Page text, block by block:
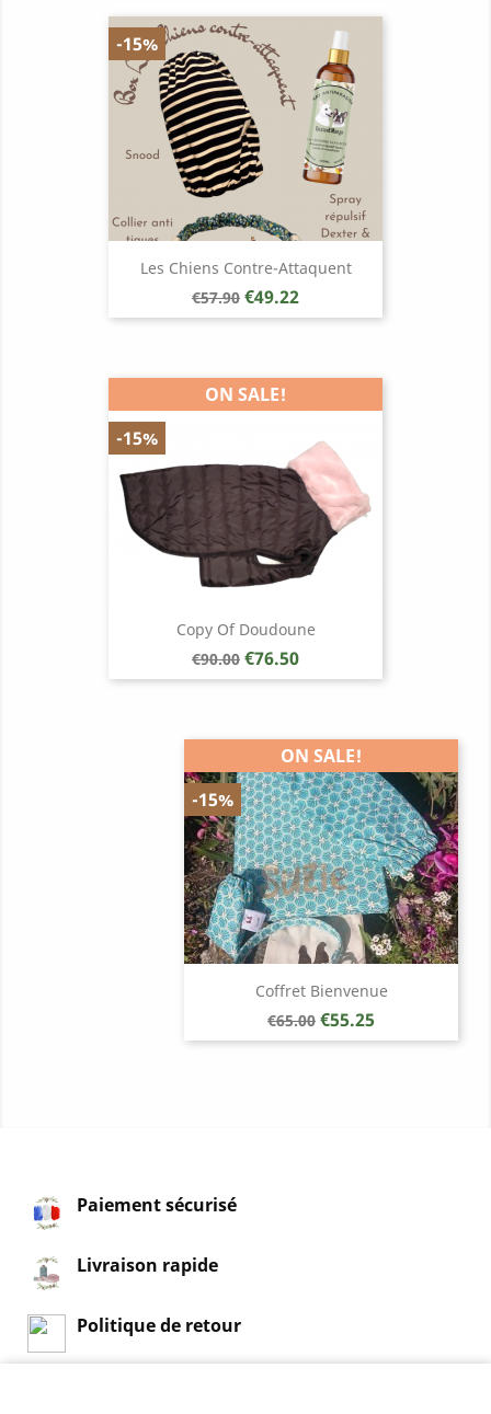
Les Chiens Contre-Attaquent
Regular
price
€57.90 Price
€49.22
-15%
Copy Of Doudoune
Regular
price
€90.00 Price
€76.50
ON SALE!
-15%
Coffret Bienvenue
Regular
price
€65.00 Price
€55.25
ON SALE!
-15%
Paiement sécurisé
Livraison rapide
Politique de retour